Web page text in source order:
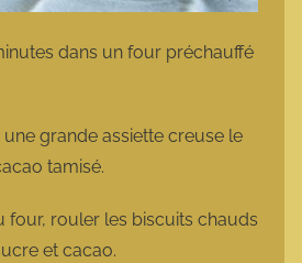
dans un four préchauffé
grande assiette creuse le
tamisé.
four, rouler les biscuits chauds
et cacao.